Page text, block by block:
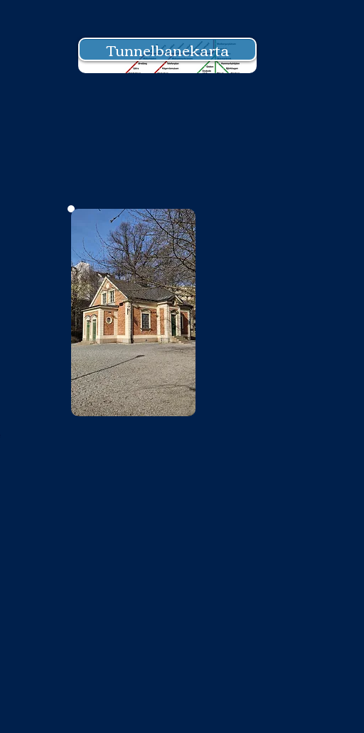
Tunnelbanekarta
Bild saknas